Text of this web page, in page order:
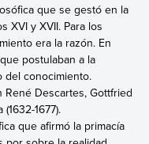
que se gestó en la
XVI y XVII. Para los
era la razón. En
postulaban a la
del conocimiento.
Descartes, Gottfried
1677).
que afirmó la primacía